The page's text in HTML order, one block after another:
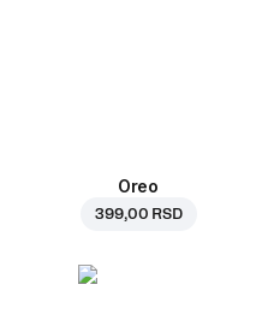
Oreo
399,00 RSD